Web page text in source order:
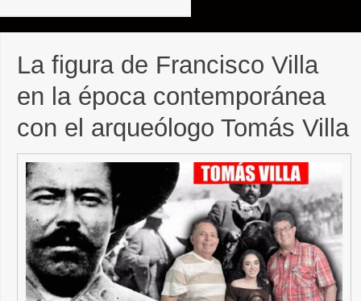
La figura de Francisco Villa
en la época contemporánea
con el arqueólogo Tomás Villa